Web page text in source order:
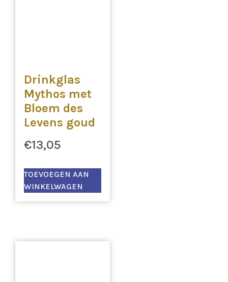
Drinkglas
Mythos met
Bloem des
Levens goud
€13,05
TOEVOEGEN AAN
WINKELWAGEN